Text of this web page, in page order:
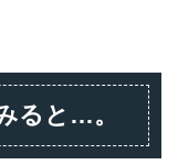
ると…。